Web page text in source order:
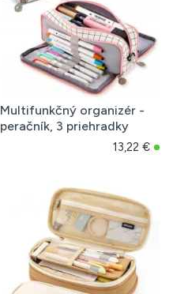
Multifunkčný organizér -
peračník, 3 priehradky
13,22 €